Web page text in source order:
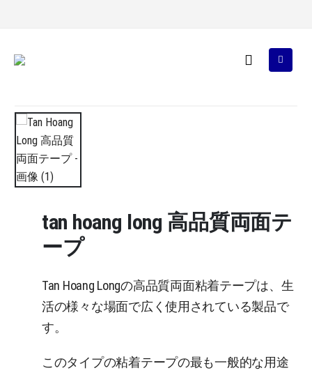
tan hoang long 高品質両面テ
ープ
Tan Hoang Longの高品質両面粘着テープは、生
活の様々な場面で広く使用されている製品で
す。
このタイプの粘着テープの最も一般的な用途